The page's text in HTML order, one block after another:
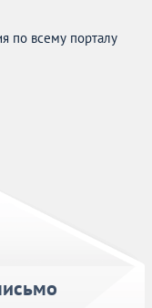
по всему порталу